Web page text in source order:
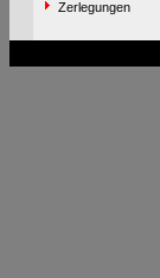
Zerlegungen